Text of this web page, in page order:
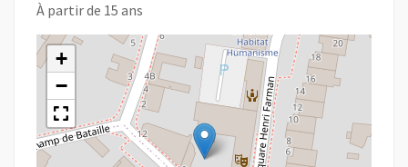
À partir de 15 ans
+
−